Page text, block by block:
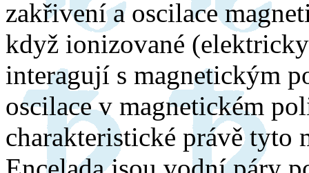
zakřivení a oscilace
když ionizované
interagují s magnetickým
oscilace v magnetickém
charakteristické právě